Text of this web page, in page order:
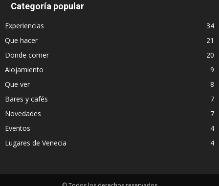
Categoría popular
Experiencias
34
Que hacer
21
Donde comer
20
Alojamiento
9
Que ver
8
Bares y cafés
7
Novedades
7
Eventos
4
Lugares de Venecia
4